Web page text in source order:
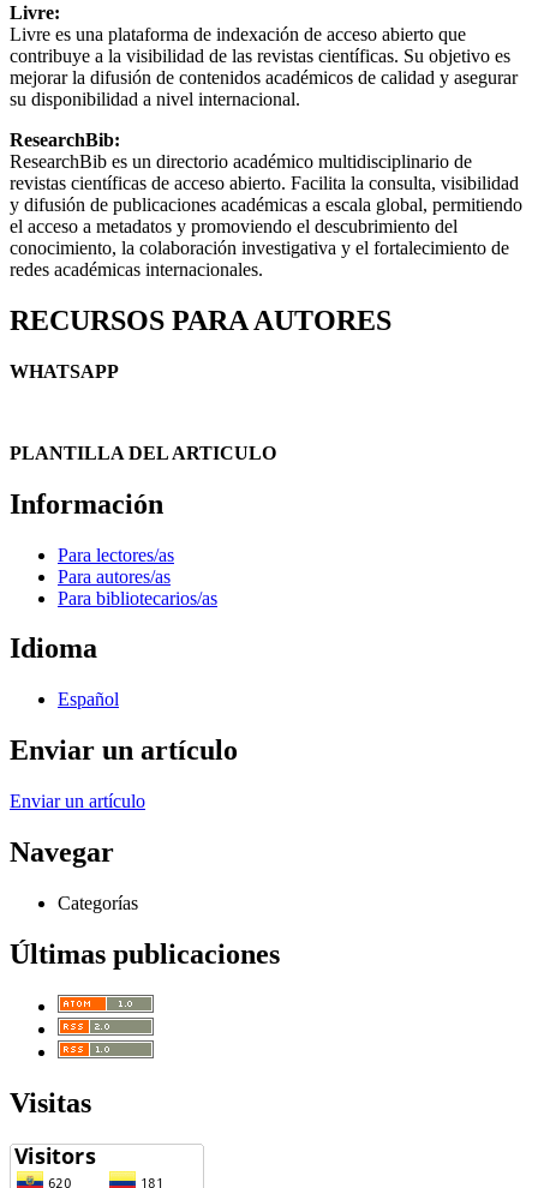
Livre:
Livre es una plataforma de indexación de acceso abierto que
contribuye a la visibilidad de las revistas científicas. Su objetivo es
mejorar la difusión de contenidos académicos de calidad y asegurar
su disponibilidad a nivel internacional.
ResearchBib:
ResearchBib es un directorio académico multidisciplinario de
revistas científicas de acceso abierto. Facilita la consulta, visibilidad
y difusión de publicaciones académicas a escala global, permitiendo
el acceso a metadatos y promoviendo el descubrimiento del
conocimiento, la colaboración investigativa y el fortalecimiento de
redes académicas internacionales.
RECURSOS PARA AUTORES
WHATSAPP
PLANTILLA DEL ARTICULO
Información
Para lectores/as
Para autores/as
Para bibliotecarios/as
Idioma
Español
Enviar un artículo
Enviar un artículo
Navegar
Categorías
Últimas publicaciones
Visitas